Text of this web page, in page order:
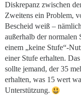
Diskrepanz zwischen
Zweitens ein Problem,
Bescheid weiß –
außerhalb der
einem „keine Stufe“-
einer Stufe erhalten.
sollte jemand, der 35
erhalten, was 15 wert
Unterstützung.